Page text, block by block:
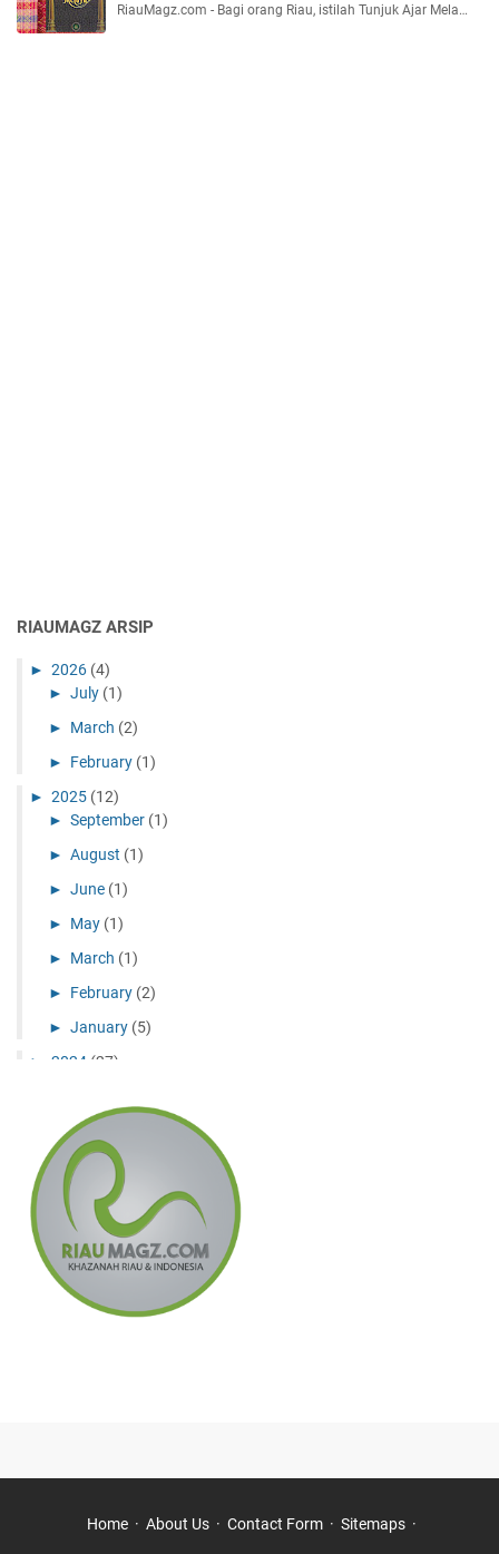
RiauMagz.com - Bagi orang Riau, istilah Tunjuk Ajar Mela…
RIAUMAGZ ARSIP
► 2026 (4)
► July (1)
► March (2)
► February (1)
► 2025 (12)
► September (1)
► August (1)
► June (1)
► May (1)
► March (1)
► February (2)
► January (5)
► 2024 (27)
November
(11)
►July(1)
►May
(1)
►April (2)
►February(2)
2023
December(3)
►July(3)
Home About Us Contact Form Sitemaps